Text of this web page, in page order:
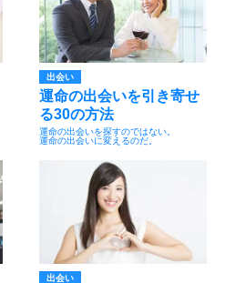
出会い
運命の出会いを引き寄せ
る30の方法
運命の出会いを探すのではない。
運命の出会いに変えるのだ。
出会い